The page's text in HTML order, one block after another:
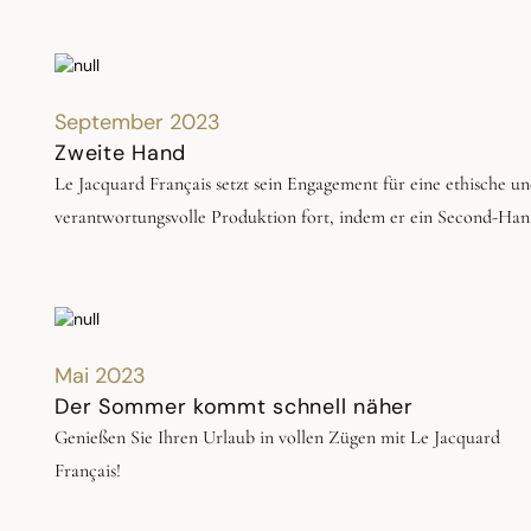
September 2023
Zweite Hand
Le Jacquard Français setzt sein Engagement für eine ethische
verantwortungsvolle Produktion fort, indem er ein Second-
ein zweites Leben schenken, indem wir Ihnen die Möglichkeit
schlummern, weiterzuverkaufen und aufgearbeitete Second-
Hand-Produkte zu kaufen! Indem wir den Produkten eine zweite
Chance geben, bieten wir ihnen die Möglichkeit, weiter zu
existieren und nicht weggeworfen zu werden.En donnant une
Mai 2023
Der Sommer kommt schnell näher
Genießen Sie Ihren Urlaub in vollen Zügen mit Le Jacquard
Français!